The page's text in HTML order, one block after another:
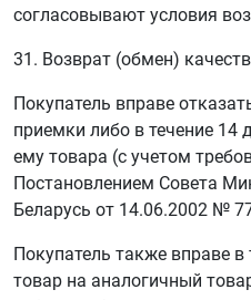
согласовывают условия
31. Возврат (обмен)
Покупатель вправе
приемки либо в течение 14
ему товара (с учетом
Постановлением Совета
Беларусь от 14.06.2002 №
Покупатель также вправе
товар на аналогичный